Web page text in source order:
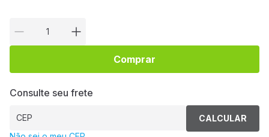
Comprar
Consulte seu frete
CALCULAR